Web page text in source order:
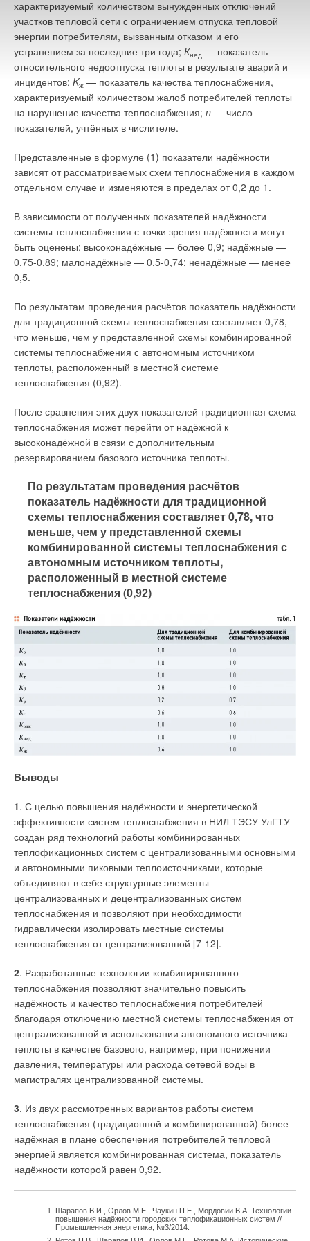
характеризуемый количеством вынужденных отключений
участков тепловой сети с ограничением отпуска тепловой
энергии потребителям, вызванным отказом и его
устранением за последние три года; Кнед — показатель
относительного недоотпуска теплоты в результате аварий и
инцидентов; Kж — показатель качества теплоснабжения,
характеризуемый количеством жалоб потребителей теплоты
на нарушение качества теплоснабжения; n — число
показателей, учтённых в числителе.
Представленные в формуле (1) показатели надёжности
зависят от рассматриваемых схем теплоснабжения в каждом
отдельном случае и изменяются в пределах от 0,2 до 1.
В зависимости от полученных показателей надёжности
системы теплоснабжения с точки зрения надёжности могут
быть оценены: высоконадёжные — более 0,9; надёжные —
0,75-0,89; малонадёжные — 0,5-0,74; ненадёжные — менее
0,5.
По результатам проведения расчётов показатель надёжности
для традиционной схемы теплоснабжения составляет 0,78,
что меньше, чем у представленной схемы комбинированной
системы теплоснабжения с автономным источником
теплоты, расположенный в местной системе
теплоснабжения (0,92).
После сравнения этих двух показателей традиционная схема
теплоснабжения может перейти от надёжной к
высоконадёжной в связи с дополнительным
резервированием базового источника теплоты.
По результатам проведения расчётов
показатель надёжности для традиционной
схемы теплоснабжения составляет 0,78, что
меньше, чем у представленной схемы
комбинированной системы теплоснабжения с
автономным источником теплоты,
расположенный в местной системе
теплоснабжения (0,92)
Выводы
1. С целью повышения надёжности и энергетической
эффективности систем теплоснабжения в НИЛ ТЭСУ УлГТУ
создан ряд технологий работы комбинированных
теплофикационных систем с централизованными основными
и автономными пиковыми теплоисточниками, которые
объединяют в себе структурные элементы
централизованных и децентрализованных систем
теплоснабжения и позволяют при необходимости
гидравлически изолировать местные системы
теплоснабжения от централизованной [7-12].
2. Разработанные технологии комбинированного
теплоснабжения позволяют значительно повысить
надёжность и качество теплоснабжения потребителей
благодаря отключению местной системы теплоснабжения от
централизованной и использовании автономного источника
теплоты в качестве базового, например, при понижении
давления, температуры или расхода сетевой воды в
магистралях централизованной системы.
3. Из двух рассмотренных вариантов работы систем
теплоснабжения (традиционной и комбинированной) более
надёжная в плане обеспечения потребителей тепловой
энергией является комбинированная система, показатель
надёжности которой равен 0,92.
Шарапов В.И., Орлов М.Е., Чаукин П.Е., Мордовии В.А. Технологии
повышения надёжности городских теплофикационных систем //
Промышленная энергетика, №3/2014.